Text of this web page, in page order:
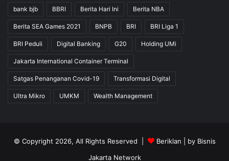
bank bjb BBRI Berita Hari Ini Berita NBA
Berita SEA Games 2021 BNPB BRI BRI Liga 1
BRI Peduli Digital Banking G20 Holding UMi
Jakarta International Container Terminal
Satgas Penanganan Covid-19 Transformasi Digital
Ultra Mikro UMKM Wealth Management
© Copyright 2026, All Rights Reserved | Beriklan | by Bisnis
Jakarta Network